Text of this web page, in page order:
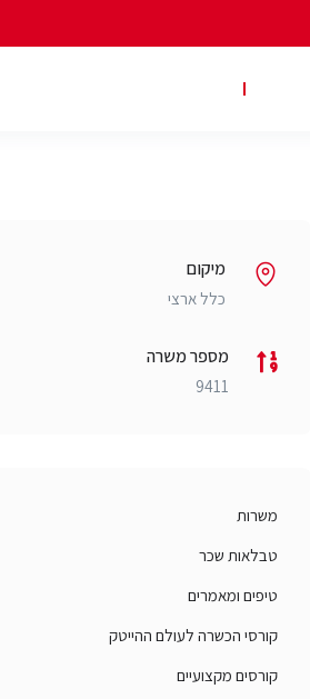
מיקום
כלל ארצי
מספר משרה
9411
משרות
טבלאות שכר
טיפים ומאמרים
קורסי הכשרה לעולם ההייטק
קורסים מקצועיים